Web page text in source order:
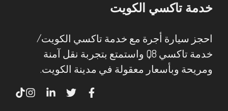
خدمة تاكسي الكويت
احجز سيارة أجرة مع خدمة تاكسي الكويت/
خدمة تاكسي Q8 واستمتع بتجربة نقل آمنة
ومريحة وبأسعار معقولة في مدينة الكويت.